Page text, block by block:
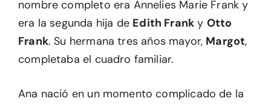
nombre completo era Annelies Marie Frank y
era la segunda hija de Edith Frank y Otto
Frank. Su hermana tres años mayor, Margot,
completaba el cuadro familiar.
Ana nació en un momento complicado de la